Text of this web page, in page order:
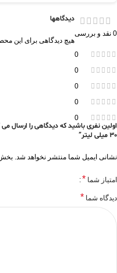
0 نقد و بررسی
0
0
0
0
0
دیدگاهها
هیچ دیدگاهی برای این
30 میلی لیتر”
نشانی ایمیل شما منتشر نخواهد شد.
امتیاز شما *
دیدگاه شما *